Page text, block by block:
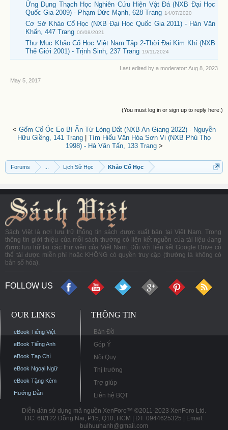
Ứng Dụng Thạch Học Nghiên Cứu Hiện Vật Đá (NXB Đại Học
Quốc Gia 2009) - Phạm Đức Mạnh, 628 Trang 14/07/2020
Cơ Sở Khảo Cổ Học (NXB Đại Học Quốc Gia 2011) - Hán Văn
Khẩn, 447 Trang 06/08/2021
Thư Mục Khảo Cổ Học Việt Nam Tập 2-Thời Đại Kim Khí (NXB
Thế Giới 2001) - Trịnh Sinh, 237 Trang 19/11/2024
Last edited by a moderator: Aug 8, 2023
May 5, 2017
(You must log in or sign up to reply here.)
< Gốm Cổ Óc Eo Bí Ẩn Từ Lòng Đất (NXB An Giang 2022) - Nguyễn
Hữu Giềng, 141 Trang
Tìm Hiểu Văn Hóa Sơn Vi (NXB Phú Thọ
1998) - Hà Văn Tấn, 133 Trang>
Forums Lịch Sử Học Khảo Cổ Học
Sách Việt là nơi lưu trữ thông tin sách được xuất bản tại Việt Nam. Trong
thông tin giới thiệu của mỗi sách thường có liên kết nguồn của tài liệu đang
được lưu trữ tại các thư viện của Việt Nam. Đối với liên kết Google Drive có
thể tải được miễn phí hoặc KHÔNG có quyền truy cập (thường là không có
bản số hóa).
FOLLOW US
OUR LINKS
eBook Tiếng Việt
eBook Tiếng Anh
eBook Tạp Chí
eBook Ngoại Ngữ
eBook Tặng Kèm
Hướng Dẫn
THÔNG TIN
Bản Đồ
Góp Ý
Nội Quy
Thị trường
Trợ giúp
Liên hệ BQT
Diễn đàn sử dụng mã nguồn XenForo™ ©2011-2023 XenForo Ltd.
ĐC: 68/122 Đồng Nai, P15, Q10, HCM | ĐT: 0944625325 | Email:
buihuuhanh@gmail.com